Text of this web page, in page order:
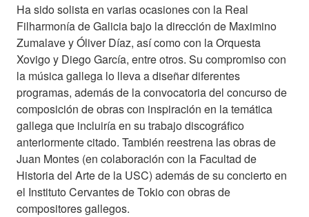
Ha sido solista en varias ocasiones con la Real
Filharmonía de Galicia bajo la dirección de Maximino
Zumalave y Óliver Díaz, así como con la Orquesta
Xovigo y Diego García, entre otros. Su compromiso con
la música gallega lo lleva a diseñar diferentes
programas, además de la convocatoria del concurso de
composición de obras con inspiración en la temática
gallega que incluiría en su trabajo discográfico
anteriormente citado. También reestrena las obras de
Juan Montes (en colaboración con la Facultad de
Historia del Arte de la USC) además de su concierto en
el Instituto Cervantes de Tokio con obras de
compositores gallegos.